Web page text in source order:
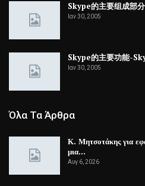
Skype的主要组成部
Ιαν 30, 2005
Skype的主要功能-
Ιαν 30, 2005
Όλα Τα Άρθρα
Κ. Μητσοτάκης για
μια…
Αυγ 6, 2026